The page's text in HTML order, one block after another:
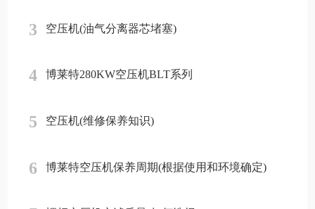
3 空压机(油气分离器芯堵塞)
4 博莱特280KW空压机BLT系列
5 空压机(维修保养知识)
6 博莱特空压机保养周期(根据使用和环境确定)